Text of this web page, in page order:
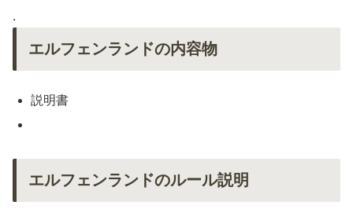
.
エルフェンランドの内容物
説明書
エルフェンランドのルール説明